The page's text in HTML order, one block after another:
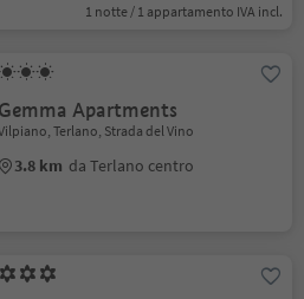
1 notte / 1 appartamento IVA incl.
Gemma Apartments
Terlano, Strada del Vino
3.8 km da Terlano centro